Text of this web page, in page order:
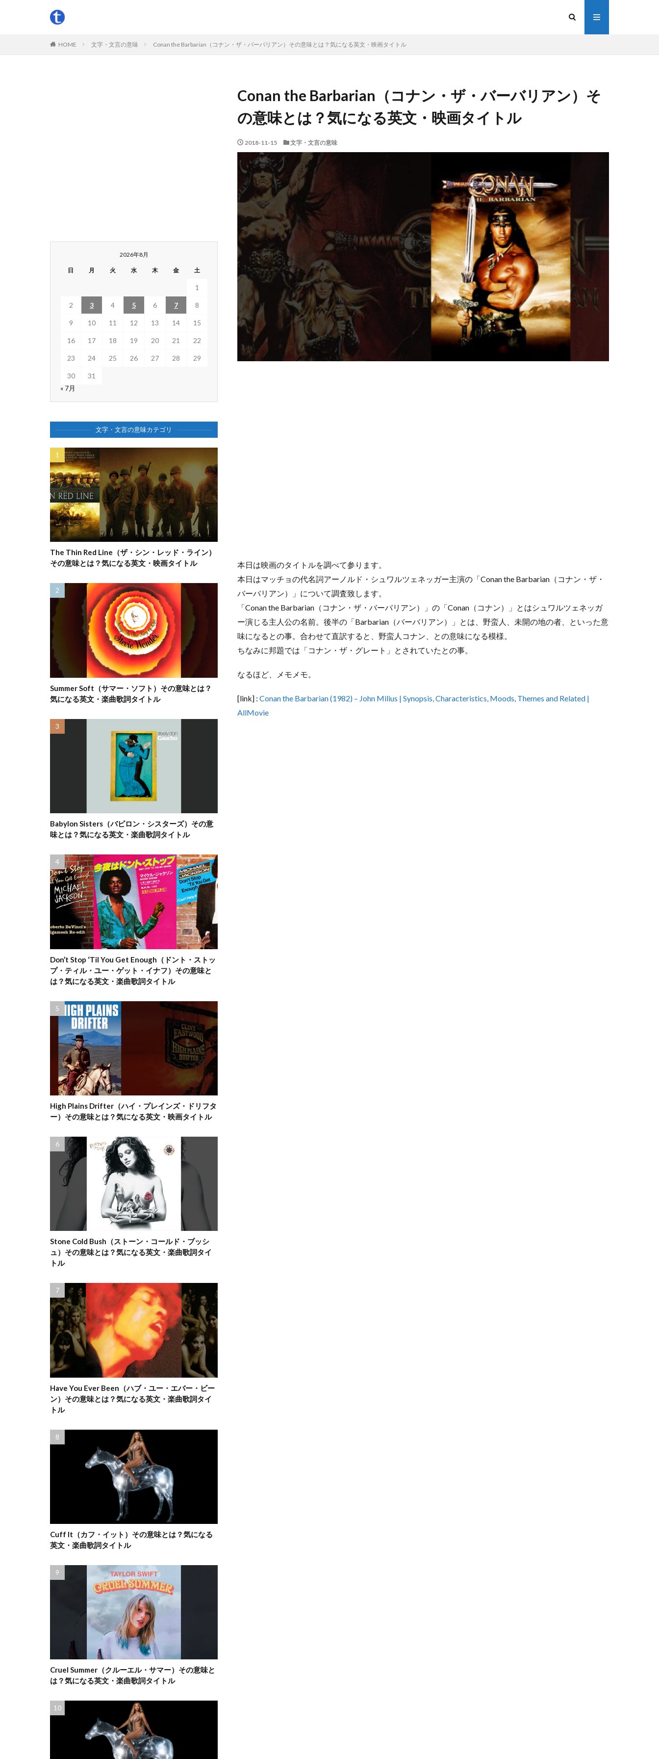
HOME 文字・文言の意味 Conan the Barbarian（コナン・ザ・バーバリアン）その意味とは？気になる英文・映画タイトル
Conan the Barbarian（コナン・ザ・バーバリアン）そ
の意味とは？気になる英文・映画タイトル
2018-11-15 文字・文言の意味
本日は映画のタイトルを調べて参ります。
本日はマッチョの代名詞アーノルド・シュワルツェネッガー主演の「Conan the Barbarian（コナン・ザ・
バーバリアン）」について調査致します。
「Conan the Barbarian（コナン・ザ・バーバリアン）」の「Conan（コナン）」とはシュワルツェネッガ
ー演じる主人公の名前。後半の「Barbarian（バーバリアン）」とは、野蛮人、未開の地の者、といった意
味になるとの事。合わせて直訳すると、野蛮人コナン、との意味になる模様。
ちなみに邦題では「コナン・ザ・グレート」とされていたとの事。
なるほど、メモメモ。
[link] : Conan the Barbarian (1982) – John Milius | Synopsis, Characteristics, Moods, Themes and Related |
AllMovie
2026年8月
日 月 火 水 木 金 土
1
2 3 4 5 6 7 8
9 10 11 12 13 14 15
16 17 18 19 20 21 22
23 24 25 26 27 28 29
30
31
« 7月
文字・文言の意味カテゴリ
The Thin Red Line（ザ・シン・レッド・ライン）
その意味とは？気になる英文・映画タイトル
Summer Soft（サマー・ソフト）その意味とは？
気になる英文・楽曲歌詞タイトル
Babylon Sisters（バビロン・シスターズ）その意
味とは？気になる英文・楽曲歌詞タイトル
Don’t Stop ‘Til You Get Enough（ドント・ストッ
プ・ティル・ユー・ゲット・イナフ）その意味と
は？気になる英文・楽曲歌詞タイトル
High Plains Drifter（ハイ・プレインズ・ドリフタ
ー）その意味とは？気になる英文・映画タイトル
Stone Cold Bush（ストーン・コールド・ブッシ
ュ）その意味とは？気になる英文・楽曲歌詞タイ
トル
Have You Ever Been（ハブ・ユー・エバー・ビー
ン）その意味とは？気になる英文・楽曲歌詞タイ
トル
Cuff It（カフ・イット）その意味とは？気になる
英文・楽曲歌詞タイトル
Cruel Summer（クルーエル・サマー）その意味と
は？気になる英文・楽曲歌詞タイトル